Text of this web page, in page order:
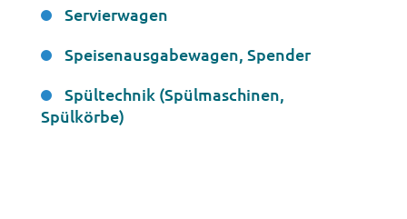
Servierwagen
Speisenausgabewagen, Spender
Spültechnik (Spülmaschinen,
Spülkörbe)